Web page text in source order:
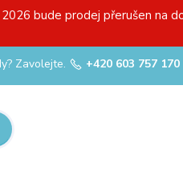
bude prodej přerušen na
Zavolejte. +420 603 757 170